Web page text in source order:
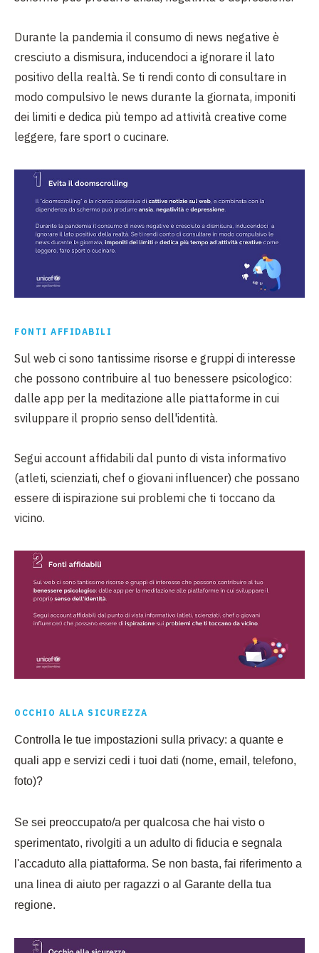
Durante la pandemia il consumo di news negative è
cresciuto a dismisura, inducendoci a ignorare il lato
positivo della realtà. Se ti rendi conto di consultare in
modo compulsivo le news durante la giornata, imponiti
dei limiti e dedica più tempo ad attività creative come
leggere, fare sport o cucinare.
FONTI AFFIDABILI
Sul web ci sono tantissime risorse e gruppi di interesse
che possono contribuire al tuo benessere psicologico:
dalle app per la meditazione alle piattaforme in cui
sviluppare il proprio senso dell'identità.
Segui account affidabili dal punto di vista informativo
(atleti, scienziati, chef o giovani influencer) che possano
essere di ispirazione sui problemi che ti toccano da
vicino.
OCCHIO ALLA SICUREZZA
Controlla le tue impostazioni sulla privacy: a quante e
quali app e servizi cedi i tuoi dati (nome, email, telefono,
foto)?
Se sei preoccupato/a per qualcosa che hai visto o
sperimentato, rivolgiti a un adulto di fiducia e segnala
l'accaduto alla piattaforma. Se non basta, fai riferimento a
una linea di aiuto per ragazzi o al Garante della tua
regione.